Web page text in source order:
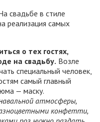
свадьбе в стиле
реализация самых
о тех гостях,
на свадьбу. Возле
специальный человек,
самый главный
— маску.
атмосферы,
конфетти,